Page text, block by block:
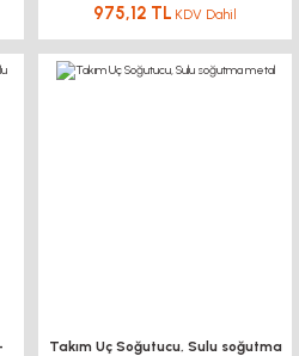
975,12 TL KDV Dahil
Takım Uç Soğutucu, Sulu soğutma